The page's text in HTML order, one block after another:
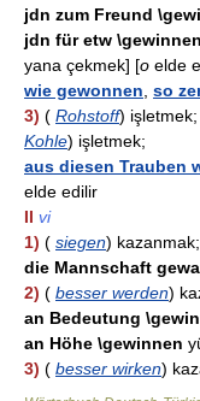
jdn zum Freund
jdn für etw \gewinnen
yana çekmek] [o elde
wie gewonnen so
3) ( Rohstoff)
Kohle) işletmek;
aus diesen Trauben
elde edilir
II vi
1) ( siegen) kazanmak;
die Mannschaft
2) ( besser werden)
an Bedeutung
an Höhe \gewinnen
3) ( besser wirken)